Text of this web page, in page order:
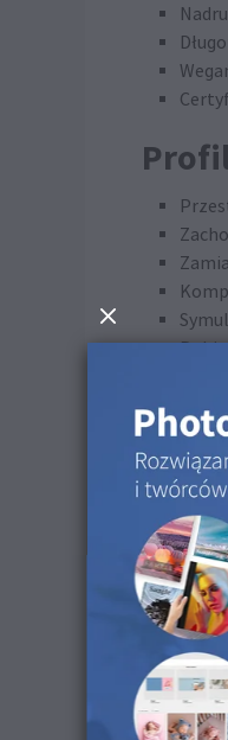
Nie zaleca
Ta